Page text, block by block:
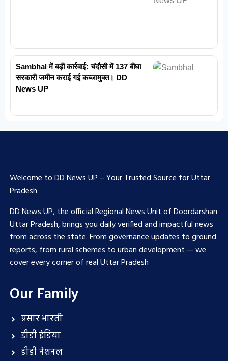
Sambhal में बड़ी कार्रवाई: चंदौसी में 137 बीघा
सरकारी जमीन कराई गई कब्जामुक्त। DD
News UP
Welcome to DD News UP – Your Trusted Source for Uttar
Pradesh
DD News UP, the official Regional News Unit of Doordarshan
Uttar Pradesh, brings you daily verified and impactful news
from across the state. From governance updates to ground
reports, from rural schemes to urban development — we
cover every corner of real Uttar Pradesh
Our Family
प्रसार भारती
डीडी इंडिया
डीडी नेशनल